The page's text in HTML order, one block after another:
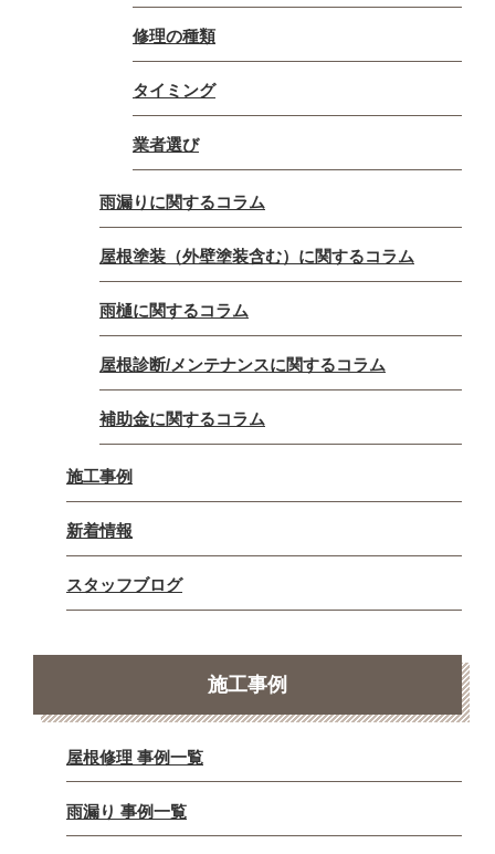
修理の種類
タイミング
業者選び
雨漏りに関するコラム
屋根塗装（外壁塗装含む）に関するコラム
雨樋に関するコラム
屋根診断/メンテナンスに関するコラム
補助金に関するコラム
施工事例
新着情報
スタッフブログ
施工事例
屋根修理 事例一覧
雨漏り 事例一覧